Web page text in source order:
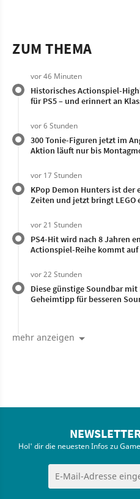
ZUM THEMA
vor 46 Minuten
Historisches Actionspiel-
für PS5 – und erinnert an
vor 6 Stunden
300 Tonie-Figuren jetzt im
Aktion läuft nur bis
vor 17 Stunden
KPop Demon Hunters ist
Zeiten und jetzt bringt LEGO
vor 21 Stunden
PS4-Hit wird nach 8 Jahren
Actionspiel-Reihe kommt auf
vor 22 Stunden
Diese günstige Soundbar mit
Geheimtipp für besseren
mehr anzeigen
Hol' dir die neuesten Infos zu